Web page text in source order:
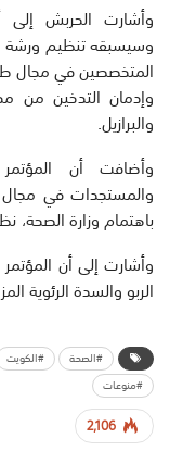
وسيسبقه تنظيم ورشة
المتخصصين في مجال
وإدمان التدخين من
والبرازيل.
وأضافت أن
والمستجدات في مجال
باهتمام وزارة الصحة،
وأشارت إلى أن
الربو والسدة الرئوية
#الصحة #الكويت
#منوعات
2,106